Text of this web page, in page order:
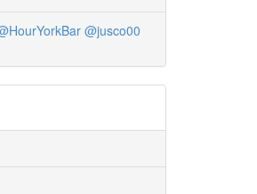
@jusco00